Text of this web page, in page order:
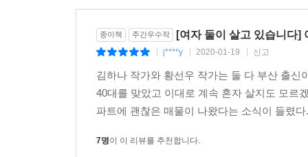
『여자 둘이 살고 있습니다』는 여자 둘이 함
이야기다. 독립된 두 사람이 함께 살면서 일어나
있을까. 이는 결혼을 했든 안 했든, 자식이 있든
떨칠 수 없다면 되레 문제를 직면하고 해결해갈
있지 않다는 것을 몸소 증명하고 있을 뿐. 도무지
구조적인 문제가 있다면 함께 고쳐나가는 사회가
종이책 주간우수작 [여자 둘이 살고 있습니다]
j****y 2020-01-19 신고
김하나 작가와 황선우 작가는 둘 다 부산 출
40대를 맞았고 이대로 계속 혼자 살지도 모르
파트에 괜찮은 매물이 나왔다는 소식이 들렸
7명이 이 리뷰를 추천합니다.